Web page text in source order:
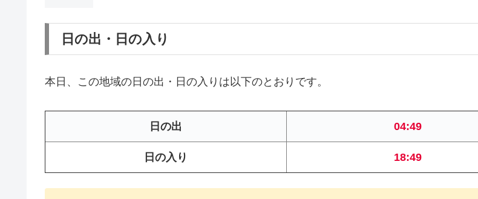
日の出・日の入り
本日、この地域の日の出・日の入りは以下のとおりです。
日の出 04:49
日の入り 18:49